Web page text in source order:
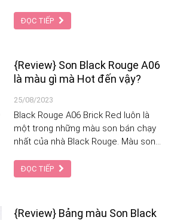
nhiều người yêu thích, đặc biệt là giới
trẻ. Với chất lượng son ổn định và giá
nằm trong top những hãng son hàng
đầu được ưa chuộng nhất. Vậy màu
son Black Rouge nào đẹp nhất?
ĐỌC TIẾP
{Review} Son Black Rouge A06
là màu gì mà Hot đến vậy?
25/08/2023
Black Rouge A06 Brick Red luôn là
một trong những màu son bán chạy
nhất của nhà Black Rouge. Màu son
Air Fit Velvet Tint Ver 1 và được đánh
giá là sắc son đẹp nhất trong bảng
ĐỌC TIẾP
{Review} Bảng màu Son Black